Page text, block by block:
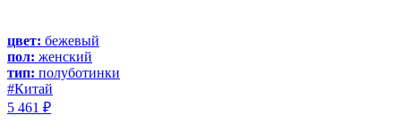
цвет: бежевый
пол: женский
тип: полуботинки
#Китай
5 461 ₽